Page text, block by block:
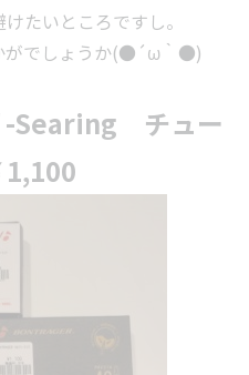
たいところですし。
がでしょうか(●´ω｀●)
-Searing チュー